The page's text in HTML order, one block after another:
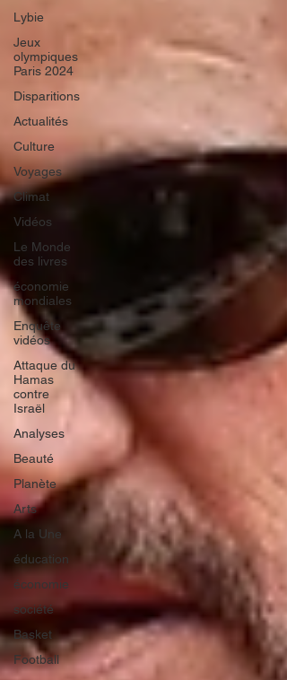
Lybie
Jeux
olympiques
Paris 2024
Disparitions
Actualités
Culture
Voyages
Climat
Vidéos
Le Monde
des livres
économie
mondiales
Enquête
vidéos
Attaque du
Hamas
contre
Israël
Analyses
Beauté
Planète
Arts
A la Une
éducation
économie
société
Basket
Football